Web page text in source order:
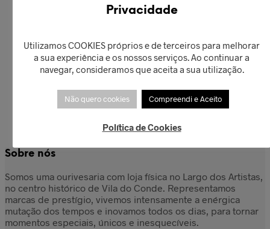
€42,00
€ 139,90
Adicionar
Sobre nós
Somos uma ourivesaria com loja física no Largo dos Artistas,
no centro histórico de Vila do Conde. Representamos
marcas de prestígio, vivemos intensamente a enérgica
mutação dos tempos e inovamos todos os dias, para tornar
momentos especiais, únicos e inesquecíveis.
Privacidade
Utilizamos COOKIES próprios e de terceiros para melhorar
a sua experiência e os nossos serviços. Ao continuar a
navegar, consideramos que aceita a sua utilização.
Não quero cookies Compreendi e Aceito
Política de Cookies